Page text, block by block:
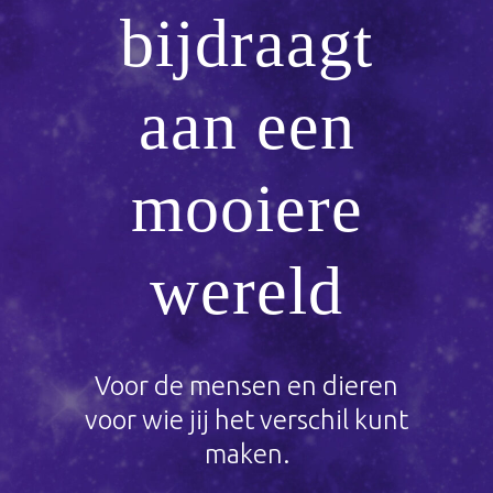
bijdraagt
aan een
mooiere
wereld
Voor de mensen en dieren
voor wie jij het verschil kunt
maken.